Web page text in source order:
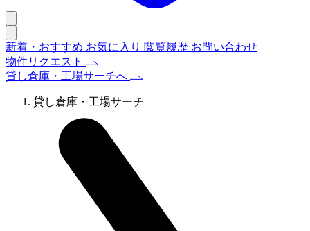
新着・おすすめ お気に入り 閲覧履歴 お問い合わせ
物件リクエスト
貸し倉庫・工場サーチへ
貸し倉庫・工場サーチ